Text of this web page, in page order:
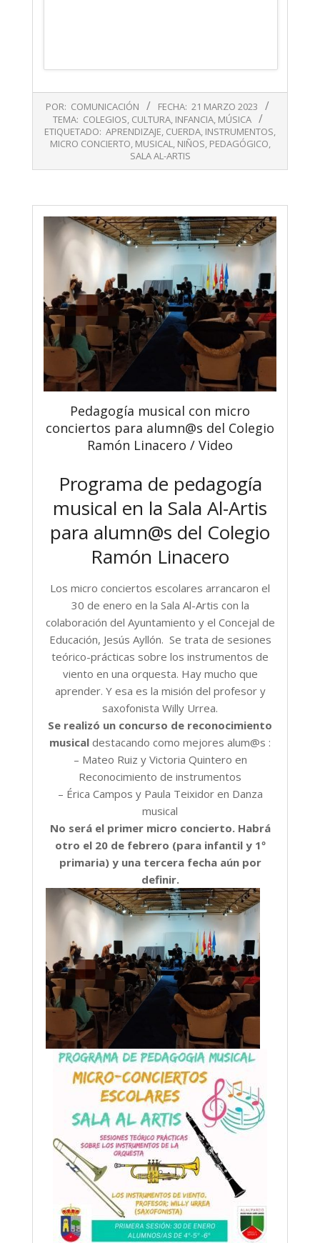
03-
POR: COMUNICACIÓN FECHA: 21 MARZO 2023
TEMA: COLEGIOS, CULTURA, INFANCIA, MÚSICA
ETIQUETADO: APRENDIZAJE, CUERDA, INSTRUMENTOS,
MICRO CONCIERTO, MUSICAL, NIÑOS, PEDAGÓGICO,
SALA AL-ARTIS
Pedagogía musical con micro
conciertos para alumn@s del Colegio
Ramón Linacero / Video
Programa de pedagogía
musical en la Sala Al-Artis
para alumn@s del Colegio
Ramón Linacero
Los micro conciertos escolares arrancaron el
30 de enero en la Sala Al-Artis con la
colaboración del Ayuntamiento y el Concejal de
Educación, Jesús Ayllón. Se trata de sesiones
teórico-prácticas sobre los instrumentos de
viento en una orquesta. Hay mucho que
aprender. Y esa es la misión del profesor y
saxofonista Willy Urrea.
Se realizó un concurso de reconocimiento
musical destacando como mejores alum@s :
– Mateo Ruiz y Victoria Quintero en
Reconocimiento de instrumentos
– Érica Campos y Paula Teixidor en Danza
musical
No será el primer micro concierto. Habrá
otro el 20 de febrero (para infantil y 1º
primaria) y una tercera fecha aún por
definir.